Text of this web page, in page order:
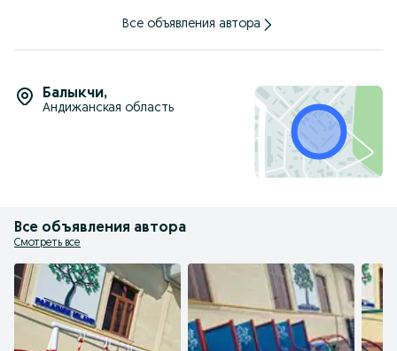
Все объявления автора
Балыкчи,
Андижанская область
Все объявления автора
Смотреть все